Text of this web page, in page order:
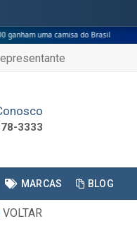
do Brasil
3333
MARCAS BLOG
VOLTAR